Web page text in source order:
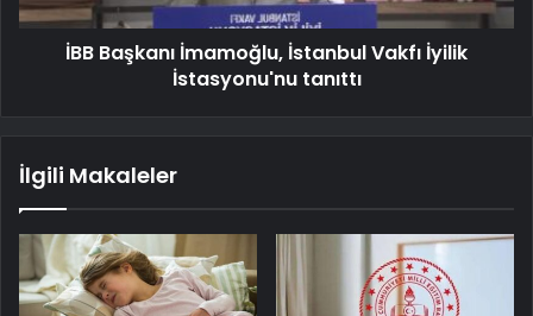
İBB Başkanı İmamoğlu, İstanbul Vakfı İyilik
İstasyonu'nu tanıttı
İlgili Makaleler